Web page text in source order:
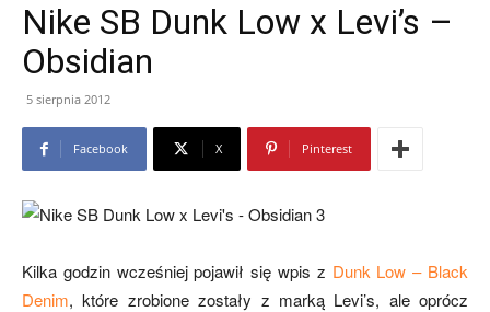
Nike SB Dunk Low x Levi’s –
Obsidian
5 sierpnia 2012
Facebook X Pinterest
Kilka godzin wcześniej pojawił się wpis z Dunk Low – Black
Denim, które zrobione zostały z marką Levi’s, ale oprócz